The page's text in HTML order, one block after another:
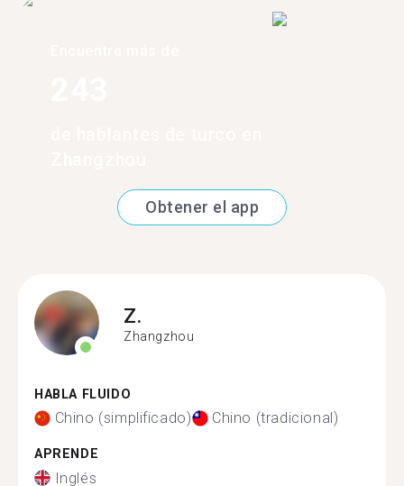
Obtener el app
Z.
Zhangzhou
HABLA FLUIDO
Chino (simplificado) Chino (tradicional)
APRENDE
Inglés